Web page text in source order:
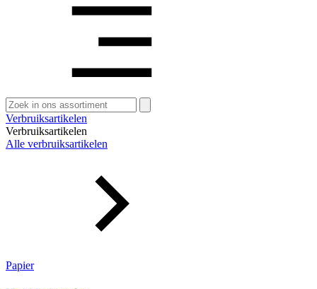
Zoeken
naar:
Verbruiksartikelen
Verbruiksartikelen
Alle verbruiksartikelen
Papier